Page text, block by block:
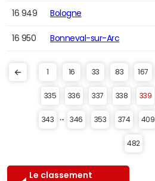
16 949 Bologne
16 950 Bonneval-sur-Arc
1 16 33 83 167
335 336 337 338 339
343 346 353 374 409
482
Le classement